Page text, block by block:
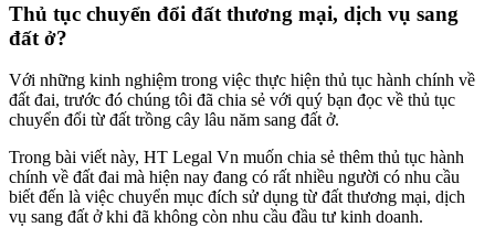
Thủ tục chuyển đổi đất thương mại, dịch vụ sang
đất ở?
Với những kinh nghiệm trong việc thực hiện thủ tục hành chính về
đất đai, trước đó chúng tôi đã chia sẻ với quý bạn đọc về thủ tục
chuyển đổi từ đất trồng cây lâu năm sang đất ở.
Trong bài viết này, HT Legal Vn muốn chia sẻ thêm thủ tục hành
chính về đất đai mà hiện nay đang có rất nhiều người có nhu cầu
biết đến là việc chuyển mục đích sử dụng từ đất thương mại, dịch
vụ sang đất ở khi đã không còn nhu cầu đầu tư kinh doanh.